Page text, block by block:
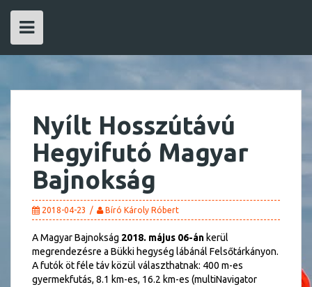
content
Nyílt Hosszútávú
Hegyifutó Magyar
Bajnokság
2018-04-23 Bíró Károly Róbert
A Magyar Bajnokság 2018. május 06-án kerül
megrendezésre a Bükki hegység lábánál Felsőtárkányon.
A futók öt féle táv közül választhatnak: 400 m-es
gyermekfutás, 8.1 km-es, 16.2 km-es (multiNavigator